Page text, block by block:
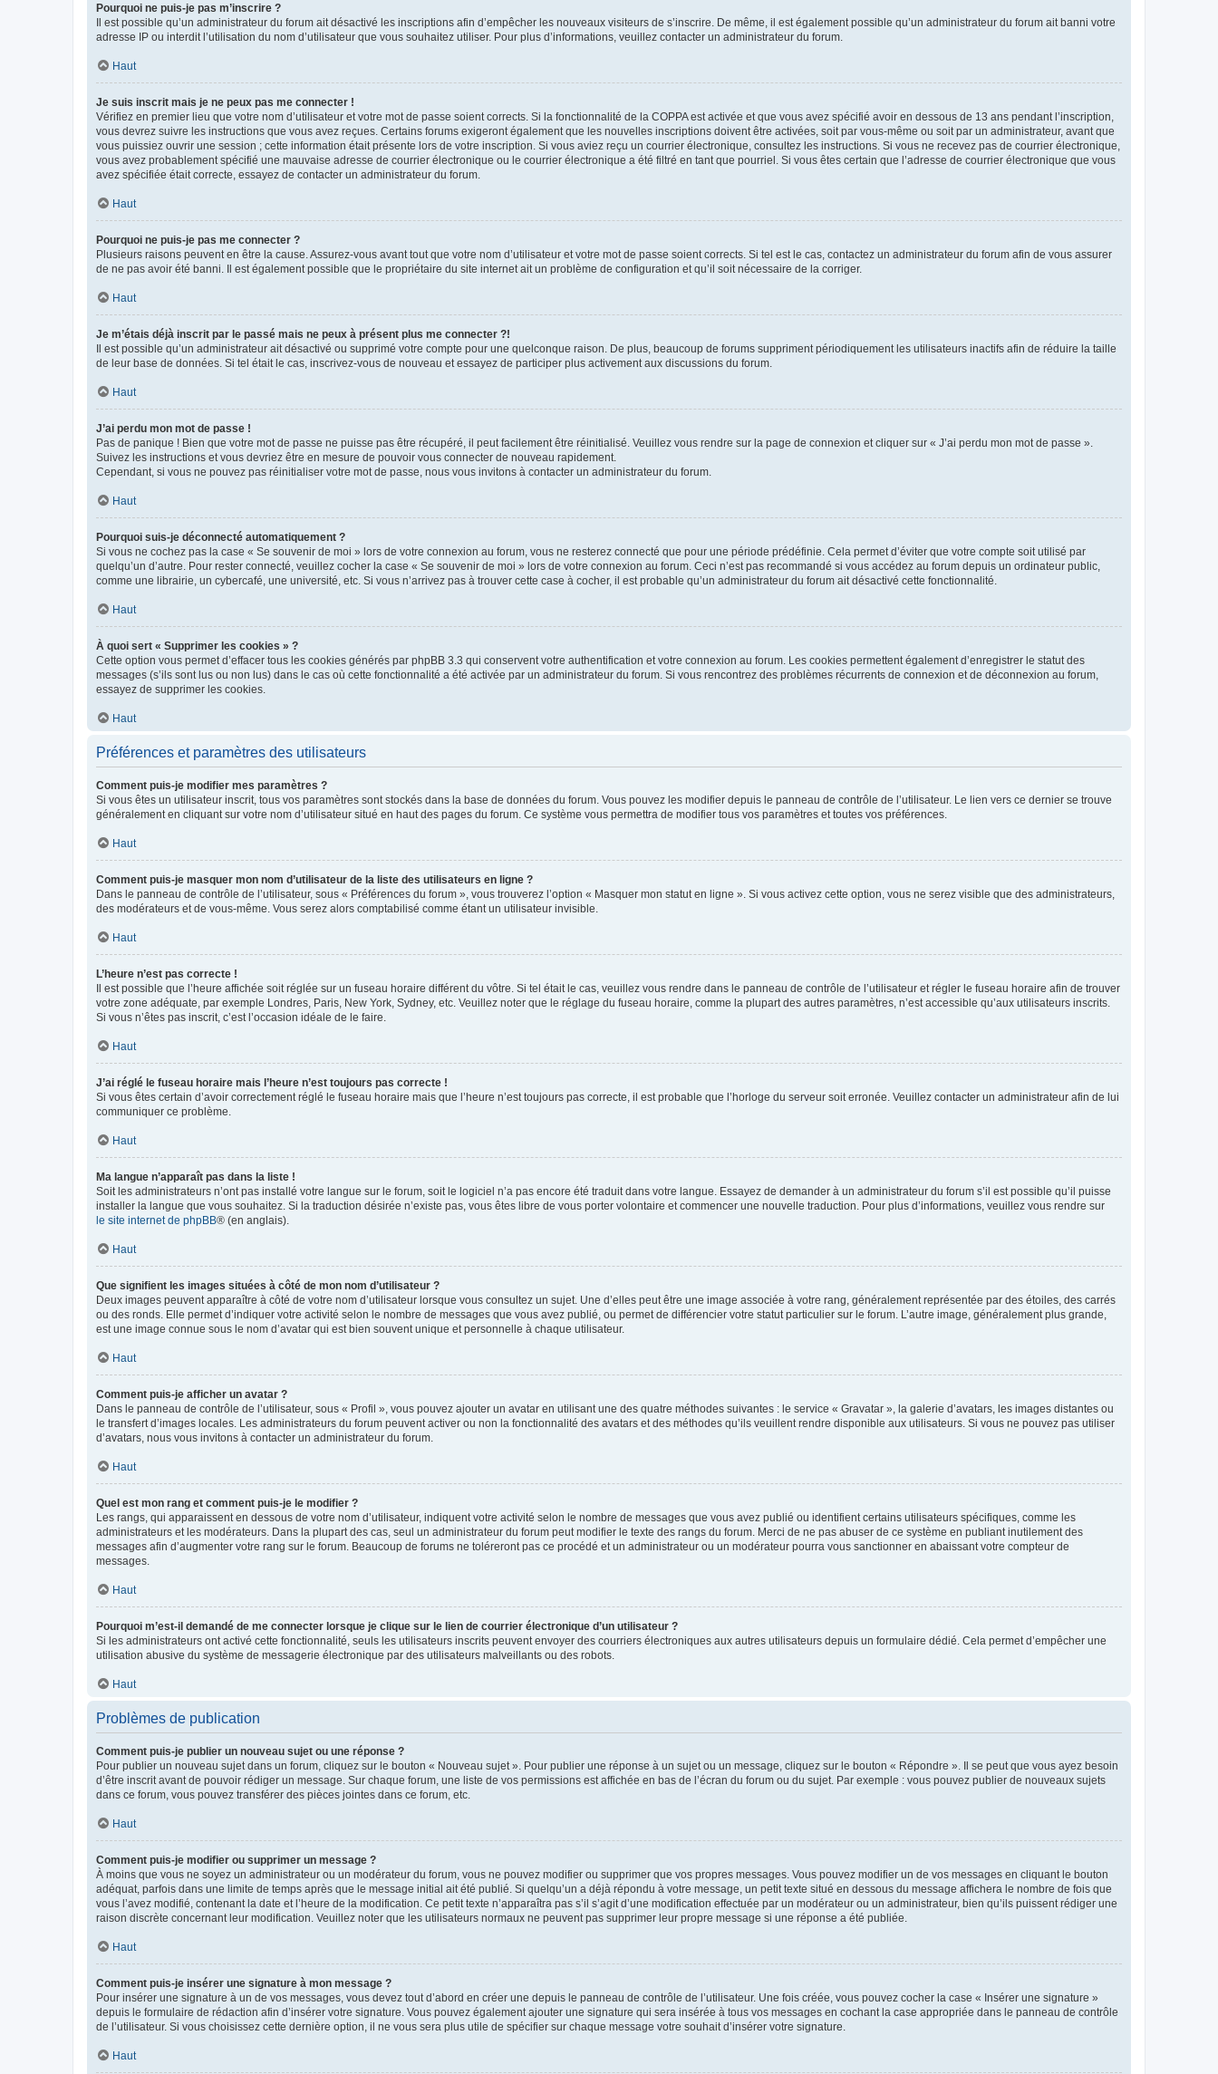
Pourquoi ne puis-je pas m’inscrire ?
Il est possible qu’un administrateur du forum ait désactivé les inscriptions afin d’empêcher les nouveaux visiteurs de s’inscrire. De même, il est également possible qu’un administrateur du forum ait banni votre
adresse IP ou interdit l’utilisation du nom d’utilisateur que vous souhaitez utiliser. Pour plus d’informations, veuillez contacter un administrateur du forum.
Haut
Je suis inscrit mais je ne peux pas me connecter !
Vérifiez en premier lieu que votre nom d’utilisateur et votre mot de passe soient corrects. Si la fonctionnalité de la COPPA est activée et que vous avez spécifié avoir en dessous de 13 ans pendant l’inscription,
vous devrez suivre les instructions que vous avez reçues. Certains forums exigeront également que les nouvelles inscriptions doivent être activées, soit par vous-même ou soit par un administrateur, avant que
vous puissiez ouvrir une session ; cette information était présente lors de votre inscription. Si vous aviez reçu un courrier électronique, consultez les instructions. Si vous ne recevez pas de courrier électronique,
vous avez probablement spécifié une mauvaise adresse de courrier électronique ou le courrier électronique a été filtré en tant que pourriel. Si vous êtes certain que l’adresse de courrier électronique que vous
avez spécifiée était correcte, essayez de contacter un administrateur du forum.
Haut
Pourquoi ne puis-je pas me connecter ?
Plusieurs raisons peuvent en être la cause. Assurez-vous avant tout que votre nom d’utilisateur et votre mot de passe soient corrects. Si tel est le cas, contactez un administrateur du forum afin de vous assurer
de ne pas avoir été banni. Il est également possible que le propriétaire du site internet ait un problème de configuration et qu’il soit nécessaire de la corriger.
Haut
Je m’étais déjà inscrit par le passé mais ne peux à présent plus me connecter ?!
Il est possible qu’un administrateur ait désactivé ou supprimé votre compte pour une quelconque raison. De plus, beaucoup de forums suppriment périodiquement les utilisateurs inactifs afin de réduire la taille
de leur base de données. Si tel était le cas, inscrivez-vous de nouveau et essayez de participer plus activement aux discussions du forum.
Haut
J’ai perdu mon mot de passe !
Pas de panique ! Bien que votre mot de passe ne puisse pas être récupéré, il peut facilement être réinitialisé. Veuillez vous rendre sur la page de connexion et cliquer sur « J’ai perdu mon mot de passe ».
Suivez les instructions et vous devriez être en mesure de pouvoir vous connecter de nouveau rapidement.
Cependant, si vous ne pouvez pas réinitialiser votre mot de passe, nous vous invitons à contacter un administrateur du forum.
Haut
Pourquoi suis-je déconnecté automatiquement ?
Si vous ne cochez pas la case « Se souvenir de moi » lors de votre connexion au forum, vous ne resterez connecté que pour une période prédéfinie. Cela permet d’éviter que votre compte soit utilisé par
quelqu’un d’autre. Pour rester connecté, veuillez cocher la case « Se souvenir de moi » lors de votre connexion au forum. Ceci n’est pas recommandé si vous accédez au forum depuis un ordinateur public,
comme une librairie, un cybercafé, une université, etc. Si vous n’arrivez pas à trouver cette case à cocher, il est probable qu’un administrateur du forum ait désactivé cette fonctionnalité.
Haut
À quoi sert « Supprimer les cookies » ?
Cette option vous permet d’effacer tous les cookies générés par phpBB 3.3 qui conservent votre authentification et votre connexion au forum. Les cookies permettent également d’enregistrer le statut des
messages (s’ils sont lus ou non lus) dans le cas où cette fonctionnalité a été activée par un administrateur du forum. Si vous rencontrez des problèmes récurrents de connexion et de déconnexion au forum,
essayez de supprimer les cookies.
Haut
Préférences et paramètres des utilisateurs
Comment puis-je modifier mes paramètres ?
Si vous êtes un utilisateur inscrit, tous vos paramètres sont stockés dans la base de données du forum. Vous pouvez les modifier depuis le panneau de contrôle de l’utilisateur. Le lien vers ce dernier se trouve
généralement en cliquant sur votre nom d’utilisateur situé en haut des pages du forum. Ce système vous permettra de modifier tous vos paramètres et toutes vos préférences.
Haut
Comment puis-je masquer mon nom d’utilisateur de la liste des utilisateurs en ligne ?
Dans le panneau de contrôle de l’utilisateur, sous « Préférences du forum », vous trouverez l’option « Masquer mon statut en ligne ». Si vous activez cette option, vous ne serez visible que des administrateurs,
des modérateurs et de vous-même. Vous serez alors comptabilisé comme étant un utilisateur invisible.
Haut
L’heure n’est pas correcte !
Il est possible que l’heure affichée soit réglée sur un fuseau horaire différent du vôtre. Si tel était le cas, veuillez vous rendre dans le panneau de contrôle de l’utilisateur et régler le fuseau horaire afin de trouver
votre zone adéquate, par exemple Londres, Paris, New York, Sydney, etc. Veuillez noter que le réglage du fuseau horaire, comme la plupart des autres paramètres, n’est accessible qu’aux utilisateurs inscrits.
Si vous n’êtes pas inscrit, c’est l’occasion idéale de le faire.
Haut
J’ai réglé le fuseau horaire mais l’heure n’est toujours pas correcte !
Si vous êtes certain d’avoir correctement réglé le fuseau horaire mais que l’heure n’est toujours pas correcte, il est probable que l’horloge du serveur soit erronée. Veuillez contacter un administrateur afin de lui
communiquer ce problème.
Haut
Ma langue n’apparaît pas dans la liste !
Soit les administrateurs n’ont pas installé votre langue sur le forum, soit le logiciel n’a pas encore été traduit dans votre langue. Essayez de demander à un administrateur du forum s’il est possible qu’il puisse
installer la langue que vous souhaitez. Si la traduction désirée n’existe pas, vous êtes libre de vous porter volontaire et commencer une nouvelle traduction. Pour plus d’informations, veuillez vous rendre sur
le site internet de phpBB® (en anglais).
Haut
Que signifient les images situées à côté de mon nom d’utilisateur ?
Deux images peuvent apparaître à côté de votre nom d’utilisateur lorsque vous consultez un sujet. Une d’elles peut être une image associée à votre rang, généralement représentée par des étoiles, des carrés
ou des ronds. Elle permet d’indiquer votre activité selon le nombre de messages que vous avez publié, ou permet de différencier votre statut particulier sur le forum. L’autre image, généralement plus grande,
est une image connue sous le nom d’avatar qui est bien souvent unique et personnelle à chaque utilisateur.
Haut
Comment puis-je afficher un avatar ?
Dans le panneau de contrôle de l’utilisateur, sous « Profil », vous pouvez ajouter un avatar en utilisant une des quatre méthodes suivantes : le service « Gravatar », la galerie d’avatars, les images distantes ou
le transfert d’images locales. Les administrateurs du forum peuvent activer ou non la fonctionnalité des avatars et des méthodes qu’ils veuillent rendre disponible aux utilisateurs. Si vous ne pouvez pas utiliser
d’avatars, nous vous invitons à contacter un administrateur du forum.
Haut
Quel est mon rang et comment puis-je le modifier ?
Les rangs, qui apparaissent en dessous de votre nom d’utilisateur, indiquent votre activité selon le nombre de messages que vous avez publié ou identifient certains utilisateurs spécifiques, comme les
administrateurs et les modérateurs. Dans la plupart des cas, seul un administrateur du forum peut modifier le texte des rangs du forum. Merci de ne pas abuser de ce système en publiant inutilement des
messages afin d’augmenter votre rang sur le forum. Beaucoup de forums ne toléreront pas ce procédé et un administrateur ou un modérateur pourra vous sanctionner en abaissant votre compteur de
messages.
Haut
Pourquoi m’est-il demandé de me connecter lorsque je clique sur le lien de courrier électronique d’un utilisateur ?
Si les administrateurs ont activé cette fonctionnalité, seuls les utilisateurs inscrits peuvent envoyer des courriers électroniques aux autres utilisateurs depuis un formulaire dédié. Cela permet d’empêcher une
utilisation abusive du système de messagerie électronique par des utilisateurs malveillants ou des robots.
Haut
Problèmes de publication
Comment puis-je publier un nouveau sujet ou une réponse ?
Pour publier un nouveau sujet dans un forum, cliquez sur le bouton « Nouveau sujet ». Pour publier une réponse à un sujet ou un message, cliquez sur le bouton « Répondre ». Il se peut que vous ayez besoin
d’être inscrit avant de pouvoir rédiger un message. Sur chaque forum, une liste de vos permissions est affichée en bas de l’écran du forum ou du sujet. Par exemple : vous pouvez publier de nouveaux sujets
dans ce forum, vous pouvez transférer des pièces jointes dans ce forum, etc.
Haut
Comment puis-je modifier ou supprimer un message ?
À moins que vous ne soyez un administrateur ou un modérateur du forum, vous ne pouvez modifier ou supprimer que vos propres messages. Vous pouvez modifier un de vos messages en cliquant le bouton
adéquat, parfois dans une limite de temps après que le message initial ait été publié. Si quelqu’un a déjà répondu à votre message, un petit texte situé en dessous du message affichera le nombre de fois que
vous l’avez modifié, contenant la date et l’heure de la modification. Ce petit texte n’apparaîtra pas s’il s’agit d’une modification effectuée par un modérateur ou un administrateur, bien qu’ils puissent rédiger une
raison discrète concernant leur modification. Veuillez noter que les utilisateurs normaux ne peuvent pas supprimer leur propre message si une réponse a été publiée.
Haut
Comment puis-je insérer une signature à mon message ?
Pour insérer une signature à un de vos messages, vous devez tout d’abord en créer une depuis le panneau de contrôle de l’utilisateur. Une fois créée, vous pouvez cocher la case « Insérer une signature »
depuis le formulaire de rédaction afin d’insérer votre signature. Vous pouvez également ajouter une signature qui sera insérée à tous vos messages en cochant la case appropriée dans le panneau de contrôle
de l’utilisateur. Si vous choisissez cette dernière option, il ne vous sera plus utile de spécifier sur chaque message votre souhait d’insérer votre signature.
Haut